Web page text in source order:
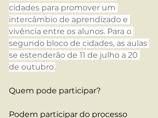
cidades para promover um
intercâmbio de aprendizado e
vivência entre os alunos. Para o
segundo bloco de cidades, as aulas
se estenderão de 11 de julho a 20
de outubro.
Quem pode participar?
Podem participar do processo